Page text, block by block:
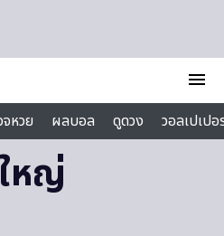
menu
หวย ผลบอล ดูดวง
วอลเปเป
หญ่